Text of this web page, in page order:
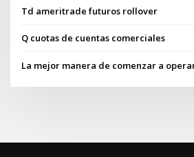
Td ameritrade futuros rollover
Q cuotas de cuentas comerciales
La mejor manera de comenzar a